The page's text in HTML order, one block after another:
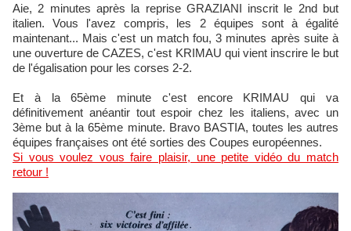
Aie, 2 minutes après la reprise GRAZIANI inscrit le 2nd but
italien. Vous l'avez compris, les 2 équipes sont à égalité
maintenant... Mais c'est un match fou, 3 minutes après suite à
une ouverture de CAZES, c'est KRIMAU qui vient inscrire le but
de l'égalisation pour les corses 2-2.
Et à la 65ème minute c'est encore KRIMAU qui va
définitivement anéantir tout espoir chez les italiens, avec un
3ème but à la 65ème minute. Bravo BASTIA, toutes les autres
équipes françaises ont été sorties des Coupes européennes.
Si vous voulez vous faire plaisir, une petite vidéo du match
retour !